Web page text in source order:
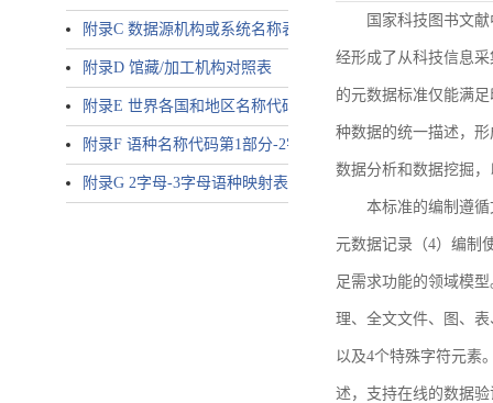
附录C 数据源机构或系统名称表
附录D 馆藏/加工机构对照表
附录E 世界各国和地区名称代码-2字母代码（GB/T 2659-
附录F 语种名称代码第1部分-2字母代码（GB/T 4880.1-2005
附录G 2字母-3字母语种映射表
国家科技图书文
经形成了从科技信息
的元数据标准仅能满
种数据的统一描述，
数据分析和数据挖掘
本标准的编制遵
元数据记录（4）编制
足需求功能的领域模
理、全文文件、图、
以及4个特殊字符元素
述，支持在线的数据